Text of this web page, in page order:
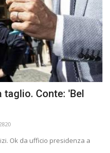
taglio. Conte: 'Bel
Ok da ufficio presidenza a